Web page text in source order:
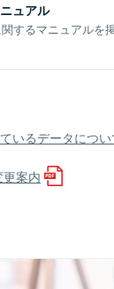
ュアル
するマニュアルを
いるデータについ
案内